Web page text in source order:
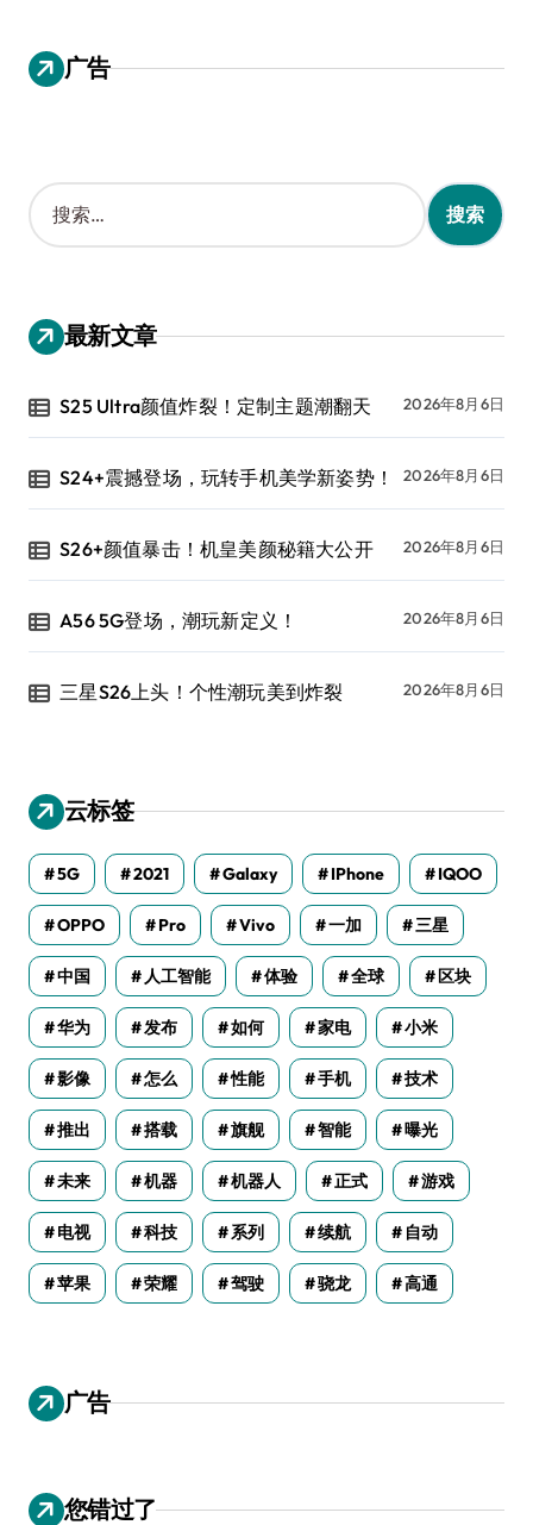
广告
搜
索
：
最新文章
S25 Ultra颜值炸裂！定制主题潮翻天 2026年8月6日
S24+震撼登场，玩转手机美学新姿势！ 2026年8月6日
S26+颜值暴击！机皇美颜秘籍大公开 2026年8月6日
A56 5G登场，潮玩新定义！ 2026年8月6日
三星S26上头！个性潮玩美到炸裂 2026年8月6日
云标签
5G 2021 Galaxy IPhone IQOO
OPPO Pro Vivo 一加 三星
中国 人工智能 体验 全球 区块
华为 发布 如何 家电 小米
影像 怎么 性能 手机 技术
推出 搭载 旗舰 智能 曝光
未来 机器 机器人 正式 游戏
电视 科技 系列 续航 自动
苹果 荣耀 驾驶 骁龙 高通
广告
您错过了